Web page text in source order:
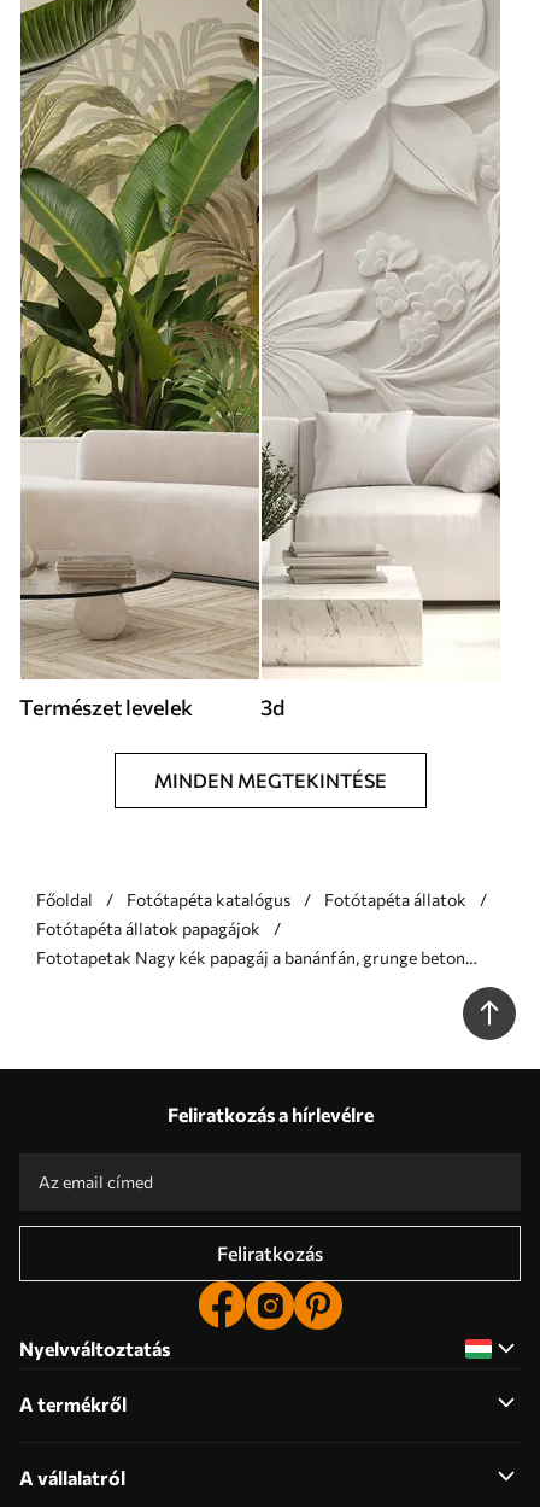
Természet levelek 3d
MINDEN MEGTEKINTÉSE
Főoldal Fotótapéta katalógus
Fotótapéta állatok
Fotótapéta állatok papagájok
Fototapetak Nagy kék papagáj a banánfán, grunge beton
Feliratkozás a hírlevélre
Feliratkozás
Nyelvváltoztatás
A termékről
A vállalatról